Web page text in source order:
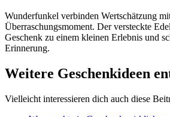
Wunderfunkel verbinden Wertschätzung
Überraschungsmoment. Der versteckte
Geschenk zu einem kleinen Erlebnis und
Erinnerung.
Weitere Geschenkideen
Vielleicht interessieren dich auch diese